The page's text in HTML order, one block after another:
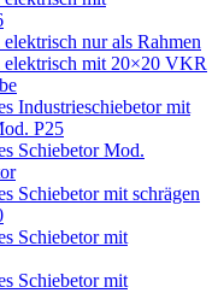
nur als Rahmen
elektrisch mit 20×20 VKR
Industrieschiebetor mit
P25
Schiebetor Mod.
Schiebetor mit schrägen
Schiebetor mit
Schiebetor mit